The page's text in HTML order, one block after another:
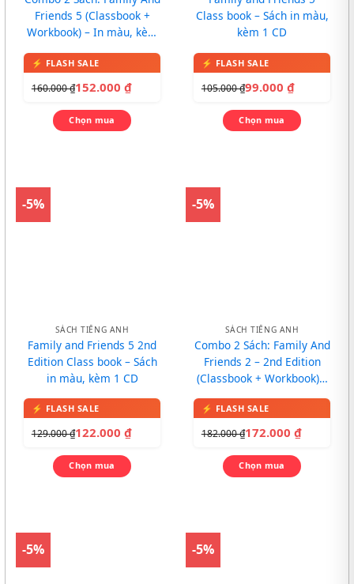
Friends 5 (Classbook +
Workbook) – In màu, kèm
160.000₫152.000 ₫
Chọn mua
Class book – Sách in màu,
kèm 1 CD
105.000₫99.000 ₫
Chọn mua
-5%
SÁCH TIẾNG ANH
Family and Friends 5 2nd
Edition Class book – Sách
in màu, kèm 1 CD
129.000₫122.000 ₫
Chọn mua
-5%
SÁCH TIẾNG ANH
Combo 2 Sách: Family And
Friends 2 – 2nd Edition
(Classbook + Workbook) –
182.000₫172.000 ₫
Chọn mua
-5% -5%